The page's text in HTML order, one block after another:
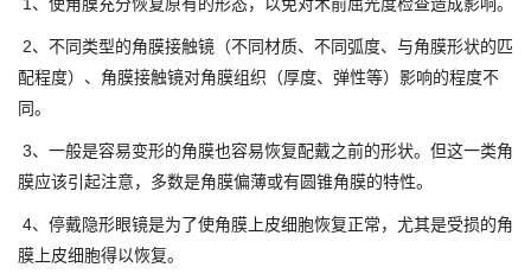
2、不同类型的角膜接触镜（不同材质、不同弧度、与角膜形状的匹
配程度）、角膜接触镜对角膜组织（厚度、弹性等）影响的程度不
同。
3、一般是容易变形的角膜也容易恢复配戴之前的形状。但这一类角
膜应该引起注意，多数是角膜偏薄或有圆锥角膜的特性。
4、停戴隐形眼镜是为了使角膜上皮细胞恢复正常，尤其是受损的角
膜上皮细胞得以恢复。